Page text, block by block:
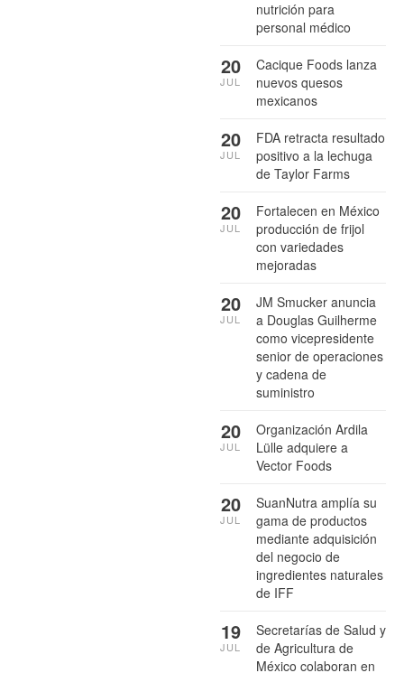
nutrición para
personal médico
Cacique Foods lanza
nuevos quesos
mexicanos
20
JUL
FDA retracta resultado
positivo a la lechuga
de Taylor Farms
20
JUL
Fortalecen en México
producción de frijol
con variedades
mejoradas
20
JUL
JM Smucker anuncia
a Douglas Guilherme
como vicepresidente
senior de operaciones
y cadena de
suministro
20
JUL
Organización Ardila
Lülle adquiere a
Vector Foods
20
JUL
SuanNutra amplía su
gama de productos
mediante adquisición
del negocio de
ingredientes naturales
de IFF
20
JUL
Secretarías de Salud y
de Agricultura de
México colaboran en
19
JUL